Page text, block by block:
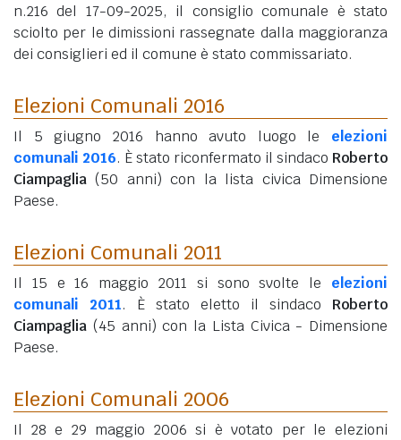
n.216 del 17-09-2025, il consiglio comunale è stato
sciolto per le dimissioni rassegnate dalla maggioranza
dei consiglieri ed il comune è stato commissariato.
Elezioni Comunali 2016
Il 5 giugno 2016 hanno avuto luogo le elezioni
comunali 2016. È stato riconfermato il sindaco Roberto
Ciampaglia (50 anni) con la lista civica Dimensione
Paese.
Elezioni Comunali 2011
Il 15 e 16 maggio 2011 si sono svolte le elezioni
comunali 2011. È stato eletto il sindaco Roberto
Ciampaglia (45 anni) con la Lista Civica - Dimensione
Paese.
Elezioni Comunali 2006
Il 28 e 29 maggio 2006 si è votato per le elezioni